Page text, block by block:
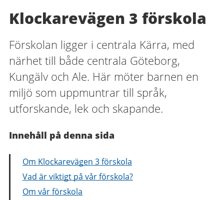
Klockarevägen 3 förskola
Förskolan ligger i centrala Kärra, med
närhet till både centrala Göteborg,
Kungälv och Ale. Här möter barnen en
miljö som uppmuntrar till språk,
utforskande, lek och skapande.
Innehåll på denna sida
Om Klockarevägen 3 förskola
Vad är viktigt på vår förskola?
Om vår förskola